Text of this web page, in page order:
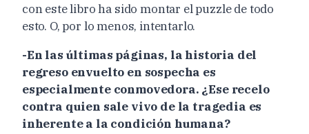
con este libro ha sido montar el puzzle de todo
esto. O, por lo menos, intentarlo.
-En las últimas páginas, la historia del
regreso envuelto en sospecha es
especialmente conmovedora. ¿Ese recelo
contra quien sale vivo de la tragedia es
inherente a la condición humana?